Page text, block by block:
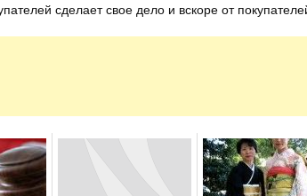
сделает свое дело и вскоре от